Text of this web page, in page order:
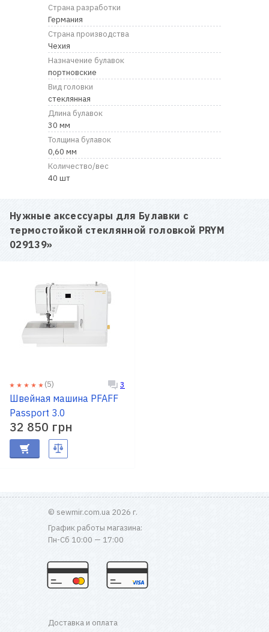
Страна разработки
Германия
Страна производства
Чехия
Назначение булавок
портновские
Вид головки
стеклянная
Длина булавок
30 мм
Толщина булавок
0,60 мм
Количество/вес
40 шт
Нужные аксессуары для Булавки с
термостойкой стеклянной головкой PRYM
029139»
(5) 3
Швейная машина PFAFF
Passport 3.0
32 850 грн
© sewmir.com.ua 2026 г.
График работы магазина:
Пн-Сб 10:00 — 17:00
Доставка и оплата